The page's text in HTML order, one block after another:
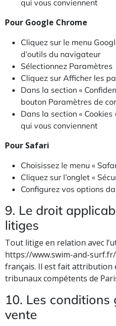
qui vous conviennent
Pour Google Chrome
Cliquez sur le menu
d’outils du navigateur
Sélectionnez Paramètres
Cliquez sur Afficher les
Dans la section «
bouton Paramètres de
Dans la section «
qui vous conviennent
Pour Safari
Choisissez le menu «
Cliquez sur l’onglet «
Configurez vos options
9. Le droit
litiges
Tout litige en relation avec
https://www.swim-and-
français. Il est fait attribution
tribunaux compétents de
10. Les conditions
vente